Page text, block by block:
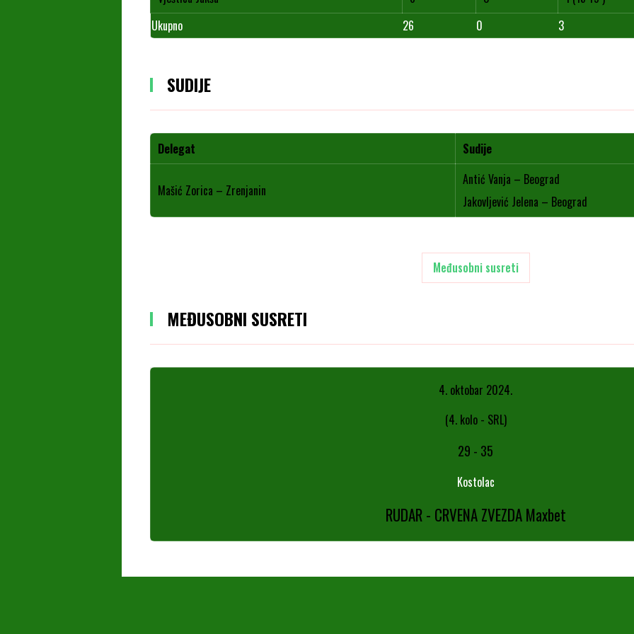
Ukupno
26 0 3
SUDIJE
Delegat Sudije
Mašić Zorica – Zrenjanin
Antić Vanja – Beograd
Jakovljević Jelena – Beograd
Međusobni susreti
MEĐUSOBNI SUSRETI
4. oktobar 2024.
(4. kolo - SRL)
29 - 35
Kostolac
RUDAR - CRVENA ZVEZDA Maxbet